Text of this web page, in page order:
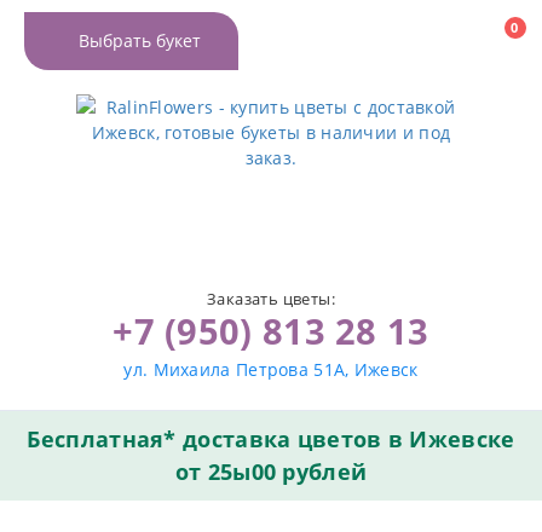
Выбрать букет
0
Заказать цветы:
+7 (950) 813 28 13
ул. Михаила Петрова 51А, Ижевск
Бесплатная* доставка цветов в Ижевске
от 25ы00 рублей